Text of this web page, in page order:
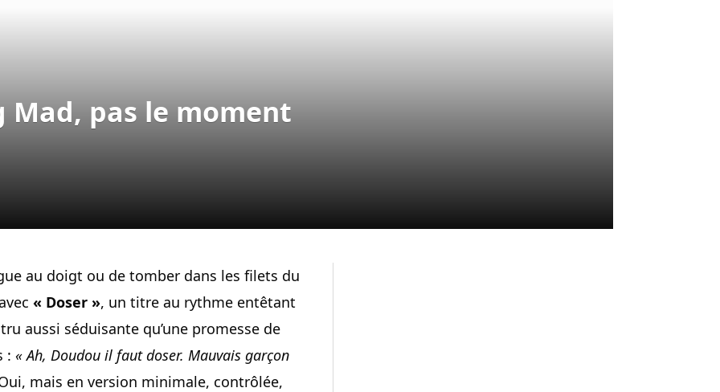
Mad, pas le moment
au doigt ou de tomber dans les filets du
« Doser », un titre au rythme entêtant
aussi séduisante qu’une promesse de
: « Ah, Doudou il faut doser. Mauvais garçon
Oui, mais en version minimale, contrôlée,